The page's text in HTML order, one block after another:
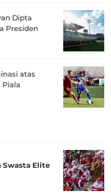
Dipta
Presiden
atas
Piala
Swasta Elite